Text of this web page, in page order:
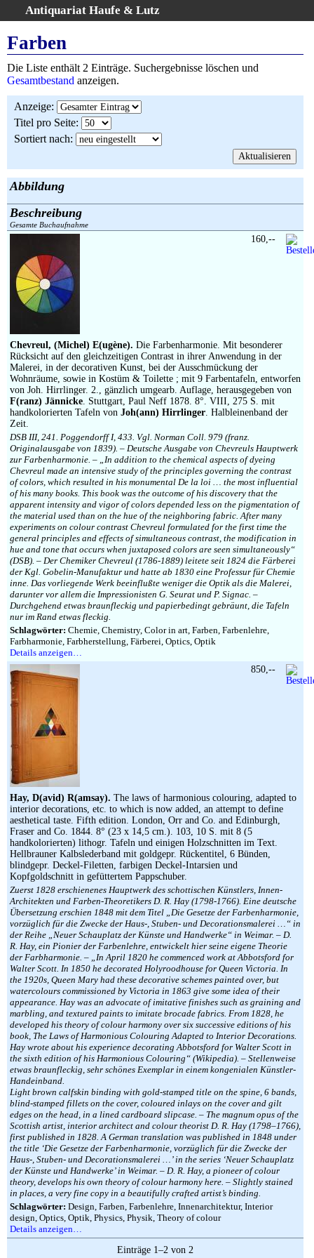
Antiquariat Haufe & Lutz
Home
Gesamtbestand
Kategorien
Schlagwörter
Suchergebnisse
AGB
Widerruf
Über uns
Kontakt
Ankauf
Links
Impressum
Farben
Die Liste enthält 2 Einträge. Suchergebnisse löschen und
Gesamtbestand anzeigen.
Anzeige:
Titel pro Seite:
Sortiert nach:
Abbildung
Beschreibung
Gesamte Buchaufnahme
Chevreul, (Michel) E(ugène). Die Farbenharmonie. Mit besonderer
Rücksicht auf den gleichzeitigen Contrast in ihrer Anwendung in der
Malerei, in der decorativen Kunst, bei der Ausschmückung der
Wohnräume, sowie in Kostüm & Toilette ; mit 9 Farbentafeln, entworfen
von Joh. Hirrlinger. 2., gänzlich umgearb. Auflage, herausgegeben von
F(ranz) Jännicke. Stuttgart, Paul Neff 1878. 8°. VIII, 275 S. mit
handkolorierten Tafeln von Joh(ann) Hirrlinger. Halbleinenband der
Zeit.
DSB III, 241. Poggendorff I, 433. Vgl. Norman Coll. 979 (franz.
Originalausgabe von 1839). – Deutsche Ausgabe von Chevreuls Hauptwerk
zur Farbenharmonie. – „In addition to the chemical aspects of dyeing
Chevreul made an intensive study of the principles governing the contrast
of colors, which resulted in his monumental De la loi … the most influential
of his many books. This book was the outcome of his discovery that the
apparent intensity and vigor of colors depended less on the pigmentation of
the material used than on the hue of the neighboring fabric. After many
experiments on colour contrast Chevreul formulated for the first time the
general principles and effects of simultaneous contrast, the modification in
hue and tone that occurs when juxtaposed colors are seen simultaneously“
(DSB). – Der Chemiker Chevreul (1786-1889) leitete seit 1824 die Färberei
der Kgl. Gobelin-Manufaktur und hatte ab 1830 eine Professur für Chemie
inne. Das vorliegende Werk beeinflußte weniger die Optik als die Malerei,
darunter vor allem die Impressionisten G. Seurat und P. Signac. –
Durchgehend etwas braunfleckig und papierbedingt gebräunt, die Tafeln
nur im Rand etwas fleckig.
Schlagwörter: Chemie, Chemistry, Color in art, Farben, Farbenlehre,
Farbharmonie, Farbherstellung, Färberei, Optics, Optik
Details anzeigen…
160,--
Hay, D(avid) R(amsay). The laws of harmonious colouring, adapted to
interior decorations, etc. to which is now added, an attempt to define
aesthetical taste. Fifth edition. London, Orr and Co. and Edinburgh,
Fraser and Co. 1844. 8° (23 x 14,5 cm.). 103, 10 S. mit 8 (5
handkolorierten) lithogr. Tafeln und einigen Holzschnitten im Text.
Hellbrauner Kalbslederband mit goldgepr. Rückentitel, 6 Bünden,
blindgepr. Deckel-Filetten, farbigen Deckel-Intarsien und
Kopfgoldschnitt in gefüttertem Pappschuber.
Zuerst 1828 erschienenes Hauptwerk des schottischen Künstlers, Innen-
Architekten und Farben-Theoretikers D. R. Hay (1798-1766). Eine deutsche
Übersetzung erschien 1848 mit dem Titel „Die Gesetze der Farbenharmonie,
vorzüglich für die Zwecke der Haus-, Stuben- und Decorationsmalerei …“ in
der Reihe „Neuer Schauplatz der Künste und Handwerke“ in Weimar. – D.
R. Hay, ein Pionier der Farbenlehre, entwickelt hier seine eigene Theorie
der Farbharmonie. – „In April 1820 he commenced work at Abbotsford for
Walter Scott. In 1850 he decorated Holyroodhouse for Queen Victoria. In
the 1920s, Queen Mary had these decorative schemes painted over, but
watercolours commissioned by Victoria in 1863 give some idea of their
appearance. Hay was an advocate of imitative finishes such as graining and
marbling, and textured paints to imitate brocade fabrics. From 1828, he
developed his theory of colour harmony over six successive editions of his
book, The Laws of Harmonious Colouring Adapted to Interior Decorations.
Hay wrote about his experience decorating Abbotsford for Walter Scott in
the sixth edition of his Harmonious Colouring“ (Wikipedia). – Stellenweise
etwas braunfleckig, sehr schönes Exemplar in einem kongenialen Künstler-
Handeinband.
Light brown calfskin binding with gold-stamped title on the spine, 6 bands,
blind-stamped fillets on the cover, coloured inlays on the cover and gilt
edges on the head, in a lined cardboard slipcase. – The magnum opus of the
Scottish artist, interior architect and colour theorist D. R. Hay (1798–1766),
first published in 1828. A German translation was published in 1848 under
the title ‘Die Gesetze der Farbenharmonie, vorzüglich für die Zwecke der
Haus-, Stuben- und Decorationsmalerei …’ in the series ‘Neuer Schauplatz
der Künste und Handwerke’ in Weimar. – D. R. Hay, a pioneer of colour
theory, develops his own theory of colour harmony here. – Slightly stained
in places, a very fine copy in a beautifully crafted artist’s binding.
Schlagwörter: Design, Farben, Farbenlehre, Innenarchitektur, Interior
design, Optics, Optik, Physics, Physik, Theory of colour
Details anzeigen…
850,--
Einträge 1–2 von 2